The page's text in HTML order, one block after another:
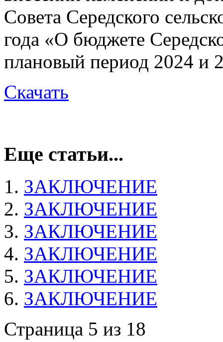
Совета Середского
года «О бюджете
плановый период 2024 и
Скачать
Еще статьи...
ЗАКЛЮЧЕНИЕ
ЗАКЛЮЧЕНИЕ
ЗАКЛЮЧЕНИЕ
ЗАКЛЮЧЕНИЕ
ЗАКЛЮЧЕНИЕ
ЗАКЛЮЧЕНИЕ
Страница 5 из 18